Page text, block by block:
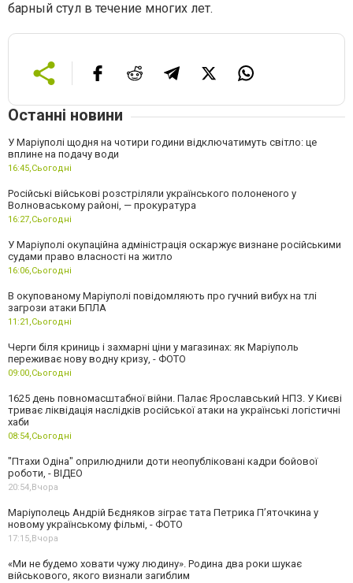
барный стул в течение многих лет.
Останні новини
У Маріуполі щодня на чотири години відключатимуть світло: це
вплине на подачу води
16:45,Сьогодні
Російські військові розстріляли українського полоненого у
Волноваському районі, — прокуратура
16:27,Сьогодні
У Маріуполі окупаційна адміністрація оскаржує визнане російськими
судами право власності на житло
16:06,Сьогодні
В окупованому Маріуполі повідомляють про гучний вибух на тлі
загрози атаки БПЛА
11:21,Сьогодні
Черги біля криниць і захмарні ціни у магазинах: як Маріуполь
переживає нову водну кризу, - ФОТО
09:00,Сьогодні
1625 день повномасштабної війни. Палає Ярославський НПЗ. У Києві
триває ліквідація наслідків російської атаки на українські логістичні
хаби
08:54,Сьогодні
"Птахи Одіна" оприлюднили доти неопубліковані кадри бойової
роботи, - ВІДЕО
20:54, Вчора
Маріуполець Андрій Бєдняков зіграє тата Петрика П’яточкина у
новому українському фільмі, - ФОТО
17:15, Вчора
«Ми не будемо ховати чужу людину». Родина два роки шукає
військового, якого визнали загиблим